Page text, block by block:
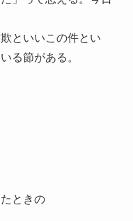
といいこの件とい
る節がある。
ときの